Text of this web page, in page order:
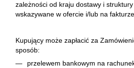
zależności od kraju dostawy i
wskazywane w ofercie i/lub na fakturze.
Kupujący może zapłacić za
sposób:
przelewem bankowym na